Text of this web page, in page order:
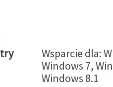
Wsparcie dla:
Windows 7,
Windows 8.1